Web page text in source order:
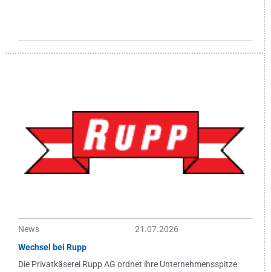
News
21.07.2026
Wechsel bei Rupp
Die Privatkäserei Rupp AG ordnet ihre Unternehmensspitze